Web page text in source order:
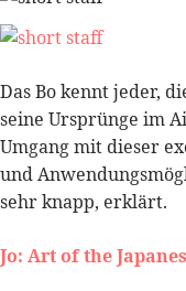
Das Bo kennt jeder,
seine Ursprünge im
Umgang mit dieser
und
sehr knapp, erklärt.
Jo: Art of the